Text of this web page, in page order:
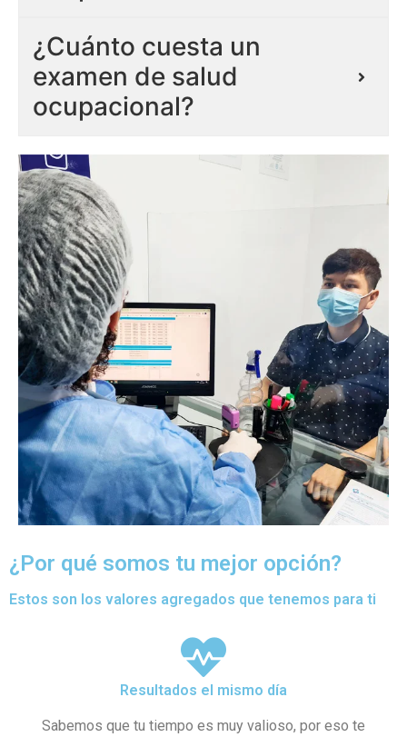
¿Cuánto cuesta un
examen de salud
ocupacional?
¿Por qué somos tu mejor opción?
Estos son los valores agregados que tenemos para ti
Resultados el mismo día
Sabemos que tu tiempo es muy valioso, por eso te